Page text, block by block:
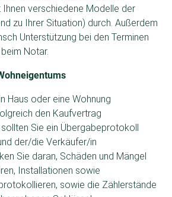
verschiedene Modelle der
zu Ihrer Situation) durch. Außerdem
Unterstützung bei den Terminen
Notar.
Haus oder eine Wohnung
den Kaufvertrag
Sie ein Übergabeprotokoll
der/die Verkäufer/in
Sie daran, Schäden und Mängel
Installationen sowie
sowie die Zählerstände